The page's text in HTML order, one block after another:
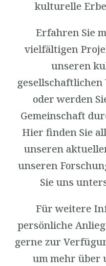
kulturelle
Erfahren Sie
vielfältigen
unseren
oder werden
Gemeinschaft
Hier finden Sie
unseren
unseren
Sie uns
Für weitere
persönliche
gerne zur
um mehr über